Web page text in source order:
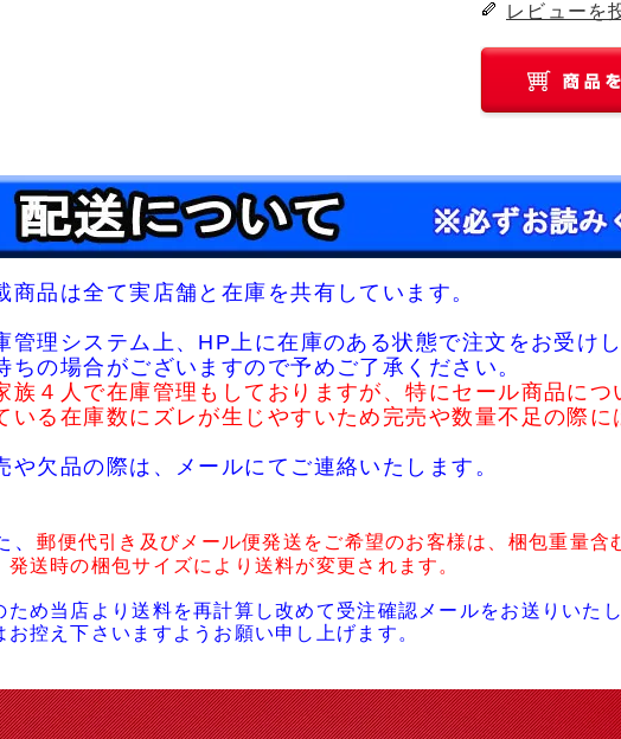
レビューを
商品は全て実店舗と在庫を共有しています。
管理システム上、HP上に在庫のある状態で注文をお受け
ちの場合がございますので予めご了承ください。
４人で在庫管理もしておりますが、特にセール商品につ
いる在庫数にズレが生じやすいため完売や数量不足の際に
や欠品の際は、メールにてご連絡いたします。
、郵便代引き及びメール便発送をご希望のお客様は、梱包重量含
発送時の梱包サイズにより送料が変更されます。
ため当店より送料を再計算し改めて受注確認メールをお送りいた
お控え下さいますようお願い申し上げます。